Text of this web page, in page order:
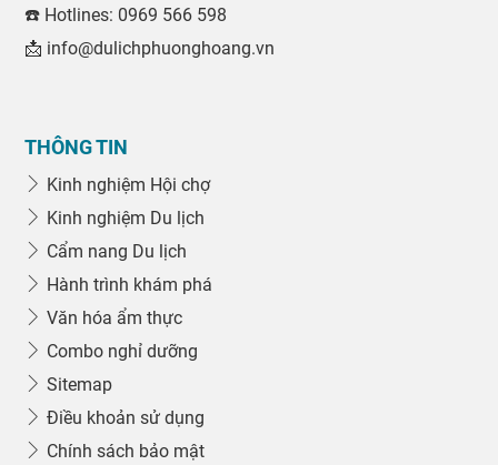
☎️ Hotlines: 0969 566 598
📩 info@dulichphuonghoang.vn
THÔNG TIN
Kinh nghiệm Hội chợ
Kinh nghiệm Du lịch
Cẩm nang Du lịch
Hành trình khám phá
Văn hóa ẩm thực
Combo nghỉ dưỡng
Sitemap
Điều khoản sử dụng
Chính sách bảo mật